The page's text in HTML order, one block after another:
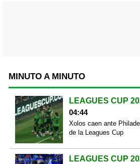
MINUTO A MINUTO
LEAGUES CUP
04:44
Xolos caen ante
de la Leagues Cup
LEAGUES CUP